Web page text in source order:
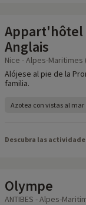
Appart'hôtel
Anglais
Nice - Alpes-Maritimes
Alójese al pie de la
familia.
Azotea con vistas al mar
Descubra las
Olympe
ANTIBES - Alpes-